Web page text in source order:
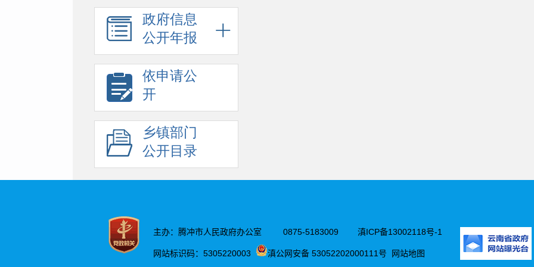
政府信息
公开年报
依申请公
开
乡镇部门
公开目录